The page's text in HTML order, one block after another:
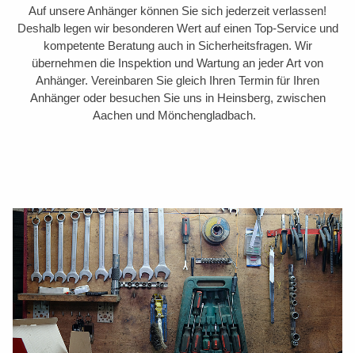
Auf unsere Anhänger können Sie sich jederzeit verlassen!
Deshalb legen wir besonderen Wert auf einen Top-Service und
kompetente Beratung auch in Sicherheitsfragen. Wir
übernehmen die Inspektion und Wartung an jeder Art von
Anhänger. Vereinbaren Sie gleich Ihren Termin für Ihren
Anhänger oder besuchen Sie uns in Heinsberg, zwischen
Aachen und Mönchengladbach.